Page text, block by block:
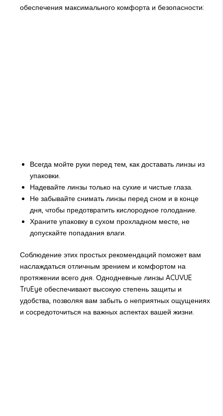
обеспечения максимального комфорта и безопасности:
Всегда мойте руки перед тем, как доставать линзы из
упаковки.
Надевайте линзы только на сухие и чистые глаза.
Не забывайте снимать линзы перед сном и в конце
дня, чтобы предотвратить кислородное голодание.
Храните упаковку в сухом прохладном месте, не
допускайте попадания влаги.
Соблюдение этих простых рекомендаций поможет вам
наслаждаться отличным зрением и комфортом на
протяжении всего дня. Однодневные линзы ACUVUE
TruEye обеспечивают высокую степень защиты и
удобства, позволяя вам забыть о неприятных ощущениях
и сосредоточиться на важных аспектах вашей жизни.